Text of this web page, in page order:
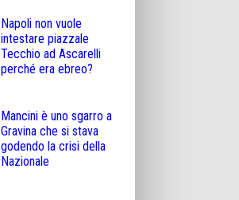
Napoli non vuole
intestare piazzale
Tecchio ad Ascarelli
perché era ebreo?
Mancini è uno sgarro a
Gravina che si stava
godendo la crisi della
Nazionale